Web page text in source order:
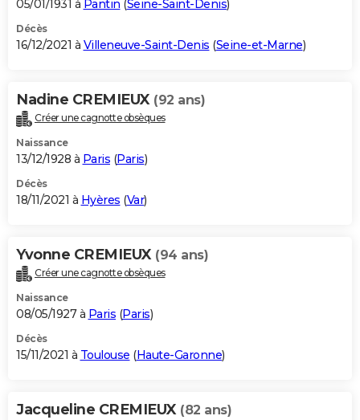
05/01/1931 à Pantin (Seine-Saint-Denis)
Décès
16/12/2021 à Villeneuve-Saint-Denis (Seine-et-Marne)
Nadine CREMIEUX (92 ans)
Créer une cagnotte obsèques
Naissance
13/12/1928 à Paris (Paris)
Décès
18/11/2021 à Hyères (Var)
Yvonne CREMIEUX (94 ans)
Créer une cagnotte obsèques
Naissance
08/05/1927 à Paris (Paris)
Décès
15/11/2021 à Toulouse (Haute-Garonne)
Jacqueline CREMIEUX (82 ans)